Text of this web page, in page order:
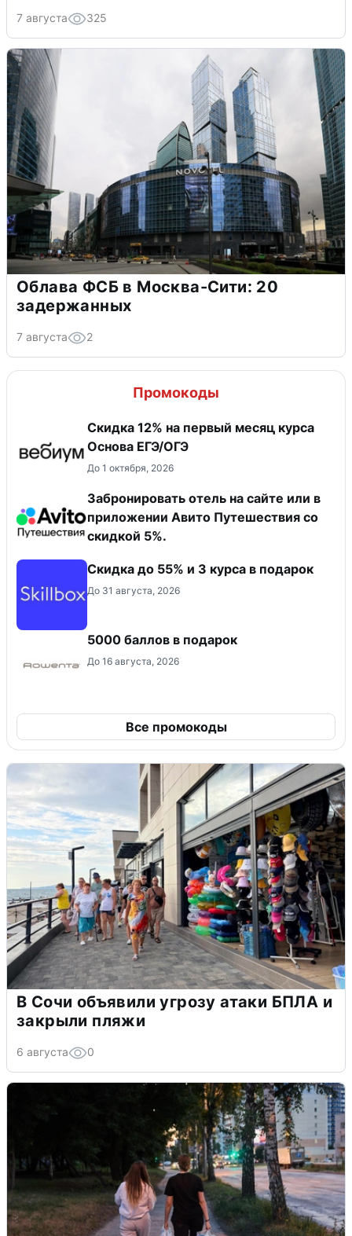
7 августа 325
Облава ФСБ в Москва-Сити: 20
задержанных
7 августа 2
Промокоды
Скидка 12% на первый месяц курса
Основа ЕГЭ/ОГЭ
До 1 октября, 2026
Забронировать отель на сайте или в
приложении Авито Путешествия со
скидкой 5%.
Скидка до 55% и 3 курса в подарок
До 31 августа, 2026
5000 баллов в подарок
До 16 августа, 2026
Все промокоды
В Сочи объявили угрозу атаки БПЛА и
закрыли пляжи
6 августа 0